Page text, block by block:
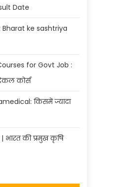
Date
Bharat ke sashtriya
for Govt Job :
कोर्स
किसमें ज्यादा
भारत की प्रमुख कृषि